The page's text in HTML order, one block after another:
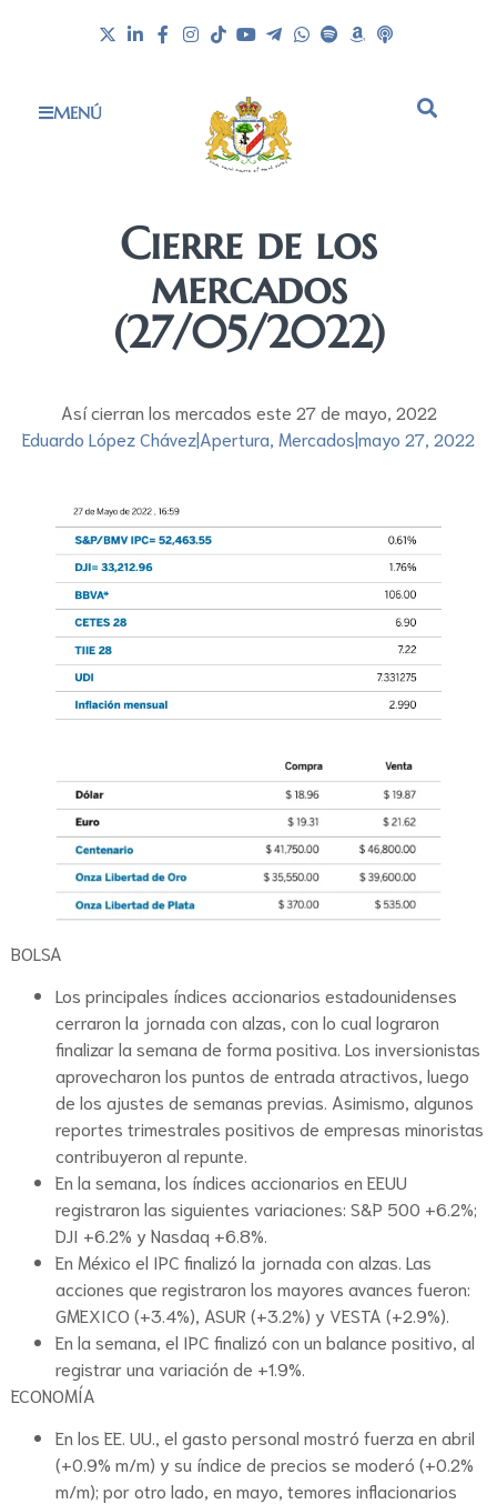
MENÚ
Cierre de los
mercados
(27/05/2022)
Así cierran los mercados este 27 de mayo, 2022
Eduardo López Chávez|Apertura, Mercados|mayo 27, 2022
BOLSA
Los principales índices accionarios estadounidenses
cerraron la jornada con alzas, con lo cual lograron
finalizar la semana de forma positiva. Los inversionistas
aprovecharon los puntos de entrada atractivos, luego
de los ajustes de semanas previas. Asimismo, algunos
reportes trimestrales positivos de empresas minoristas
contribuyeron al repunte.
En la semana, los índices accionarios en EEUU
registraron las siguientes variaciones: S&P 500 +6.2%;
DJI +6.2% y Nasdaq +6.8%.
En México el IPC finalizó la jornada con alzas. Las
acciones que registraron los mayores avances fueron:
GMEXICO (+3.4%), ASUR (+3.2%) y VESTA (+2.9%).
En la semana, el IPC finalizó con un balance positivo, al
registrar una variación de +1.9%.
ECONOMÍA
En los EE. UU., el gasto personal mostró fuerza en abril
(+0.9% m/m) y su índice de precios se moderó (+0.2%
m/m); por otro lado, en mayo, temores inflacionarios